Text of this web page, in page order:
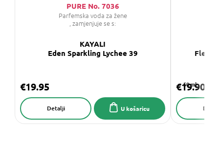
PURE No. 7036
Parfemska voda za žene
, zamjenjuje se s:
KAYALI
Eden Sparkling Lychee 39
€19.95
U košaricu
Detalji
Fleur
50 ml
€19.90